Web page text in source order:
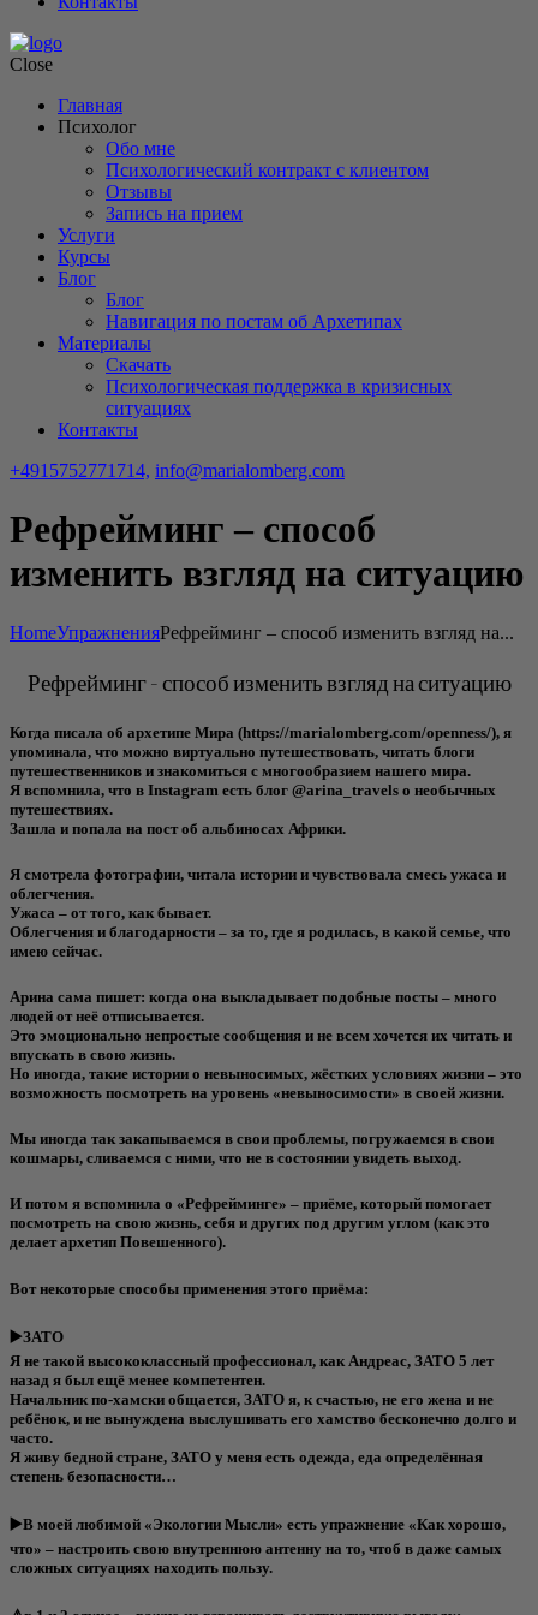
Close
Главная
Психолог
Обо мне
Психологический контракт с клиентом
Отзывы
Запись на прием
Услуги
Курсы
Блог
Блог
Навигация по постам об Архетипах
Материалы
Скачать
Психологическая поддержка в кризисных
ситуациях
Контакты
+4915752771714, info@marialomberg.com
Рефрейминг – способ
изменить взгляд на ситуацию
HomeУпражненияРефрейминг – способ изменить взгляд на...
Рефрейминг - способ изменить взгляд на ситуацию
Когда писала об архетипе Мира (https://marialomberg.com/openness/), я
упоминала, что можно виртуально путешествовать, читать блоги
путешественников и знакомиться с многообразием нашего мира.
Я вспомнила, что в Instagram есть блог @arina_travels о необычных
путешествиях.
Зашла и попала на пост об альбиносах Африки.
Я смотрела фотографии, читала истории и чувствовала смесь ужаса и
облегчения.
Ужаса – от того, как бывает.
Облегчения и благодарности – за то, где я родилась, в какой семье, что
имею сейчас.⠀
Арина сама пишет: когда она выкладывает подобные посты – много
людей от неё отписывается.
Это эмоционально непростые сообщения и не всем хочется их читать и
впускать в свою жизнь.
Но иногда, такие истории о невыносимых, жёстких условиях жизни – это
возможность посмотреть на уровень «невыносимости» в своей жизни.
Мы иногда так закапываемся в свои проблемы, погружаемся в свои
кошмары, сливаемся с ними, что не в состоянии увидеть выход.
И потом я вспомнила о «Рефрейминге» – приёме, который помогает
посмотреть на свою жизнь, себя и других под другим углом (как это
делает архетип Повешенного).
Вот некоторые способы применения этого приёма:
▶️ЗАТО
Я не такой высококлассный профессионал, как Андреас, ЗАТО 5 лет
назад я был ещё менее компетентен.
Начальник по-хамски общается, ЗАТО я, к счастью, не его жена и не
ребёнок, и не вынуждена выслушивать его хамство бесконечно долго и
часто.
Я живу бедной стране, ЗАТО у меня есть одежда, еда определённая
степень безопасности…
▶️В моей любимой «Экологии Мысли» есть упражнение «Как хорошо,
что» – настроить свою внутреннюю антенну на то, чтоб в даже самых
сложных ситуациях находить пользу.